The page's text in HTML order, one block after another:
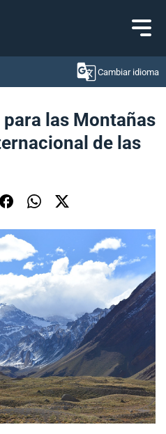
contenido
Cambiar idioma
Económicas
las Montañas
de las